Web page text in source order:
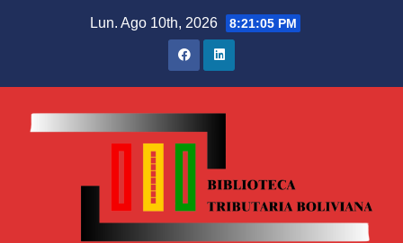
Lun. Ago 10th, 2026 8:21:06 PM